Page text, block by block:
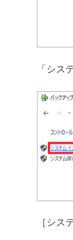
「シス
［シス